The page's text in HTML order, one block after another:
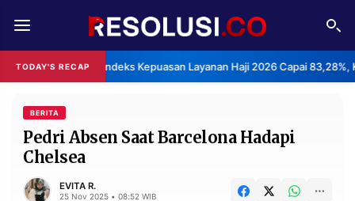
TODAY'S RECAPBPS: Indeks Kepuasan Layanan Haji 2026 Capai 83,28%,
REDAKSI TENTANG
RESOLUSI IKLAN
RUBRIKASI
EDITORIAL
BERITA
Pedri Absen Saat Barcelona Hadapi
Chelsea
EVITA R.
25 Nov 2025 • 08:52 WIB